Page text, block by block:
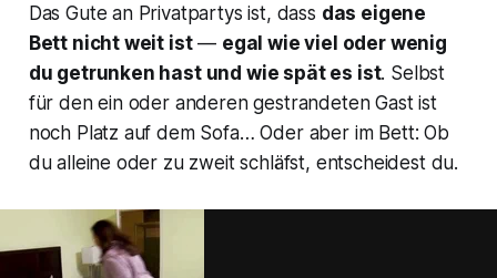
Das Gute an Privatpartys ist, dass das eigene
Bett nicht weit ist— egal wie viel oder wenig
du getrunken hast und wie spät es ist. Selbst
für den ein oder anderen gestrandeten Gast ist
noch Platz auf dem Sofa… Oder aber im Bett: Ob
du alleine oder zu zweit schläfst, entscheidest du.